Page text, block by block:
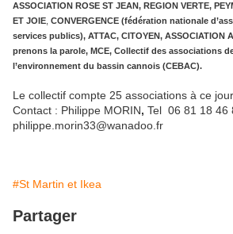
ASSOCIATION ROSE ST JEAN, REGION VERTE,
ET JOIE CONVERGENCE (fédération nationale
services publics), ATTAC, CITOYEN, ASSOCIATION
prenons la parole, MCE, Collectif des associations
l’environnement du bassin cannois (CEBAC).
Le collectif compte 25 associations à ce jour.
Contact : Philippe MORIN, Tel 06 81 18 46
philippe.morin33@wanadoo.fr
#St Martin et Ikea
Partager